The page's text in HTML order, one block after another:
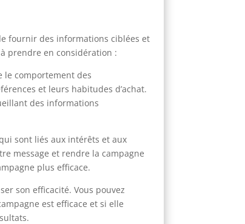
fournir des informations ciblées et
prendre en considération :
le comportement des
et leurs habitudes d’achat.
des informations
sont liés aux intérêts et aux
message et rendre la campagne
plus efficace.
son efficacité. Vous pouvez
est efficace et si elle